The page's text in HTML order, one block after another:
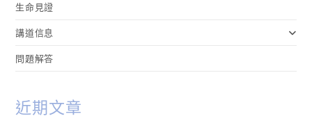
生命見證
講道信息
問題解答
近期文章